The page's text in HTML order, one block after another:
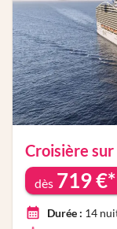
Croisière sur
dès 719€*
Durée : 14